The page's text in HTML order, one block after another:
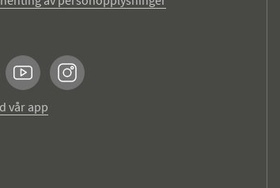
YouTubeInstagram
vår app